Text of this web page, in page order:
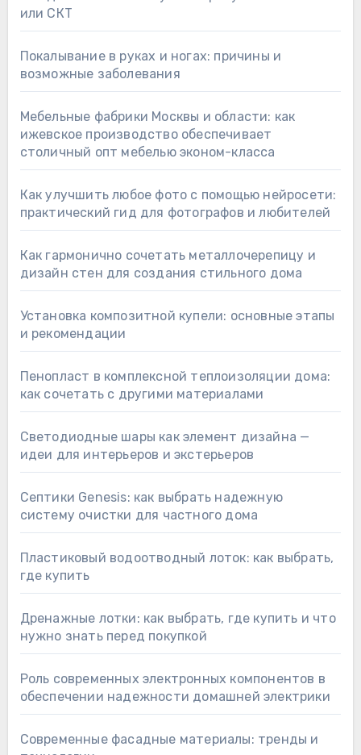
или СКТ
Покалывание в руках и ногах: причины и
возможные заболевания
Мебельные фабрики Москвы и области: как
ижевское производство обеспечивает
столичный опт мебелью эконом-класса
Как улучшить любое фото с помощью нейросети:
практический гид для фотографов и любителей
Как гармонично сочетать металлочерепицу и
дизайн стен для создания стильного дома
Установка композитной купели: основные этапы
и рекомендации
Пенопласт в комплексной теплоизоляции дома:
как сочетать с другими материалами
Светодиодные шары как элемент дизайна —
идеи для интерьеров и экстерьеров
Септики Genesis: как выбрать надежную
систему очистки для частного дома
Пластиковый водоотводный лоток: как выбрать,
где купить
Дренажные лотки: как выбрать, где купить и что
нужно знать перед покупкой
Роль современных электронных компонентов в
обеспечении надежности домашней электрики
Современные фасадные материалы: тренды и